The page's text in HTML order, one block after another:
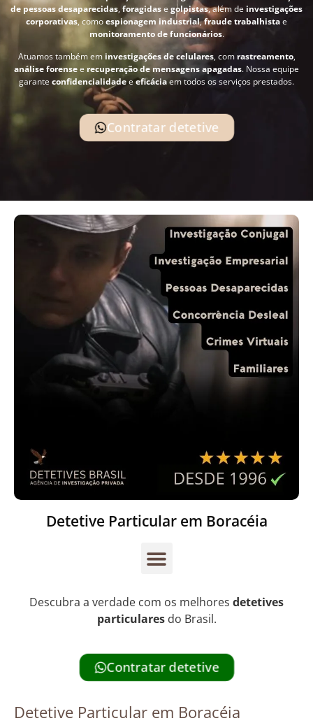
de pessoas desaparecidas, foragidase golpistas, além de investigações
corporativas, comoespionagem industrial,fraude trabalhistae
monitoramento de funcionários.
Atuamos também em investigações de celulares, com rastreamento,
análise forensee recuperação de mensagens apagadas. Nossa equipe
garante confidencialidadeeeficáciaem todos os serviços prestados.
Contratar detetive
Detetive Particular em Boracéia
Descubra a verdade com os melhores detetives
particularesdo Brasil.
Contratar detetive
Detetive Particular em Boracéia